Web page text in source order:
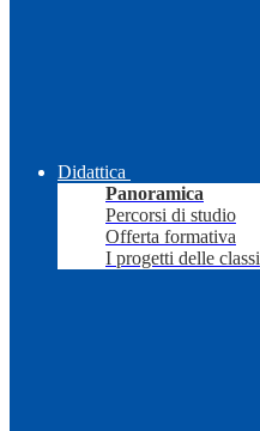
Didattica
Panoramica
Percorsi di studio
Offerta formativa
I progetti delle classi